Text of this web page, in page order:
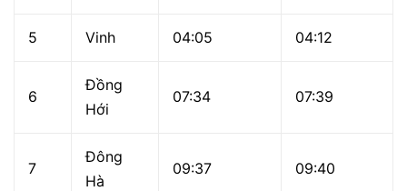
5 Vinh 04:05 04:12
6
Đồng
Hới
07:34 07:39
7
Đông
Hà
09:37 09:40